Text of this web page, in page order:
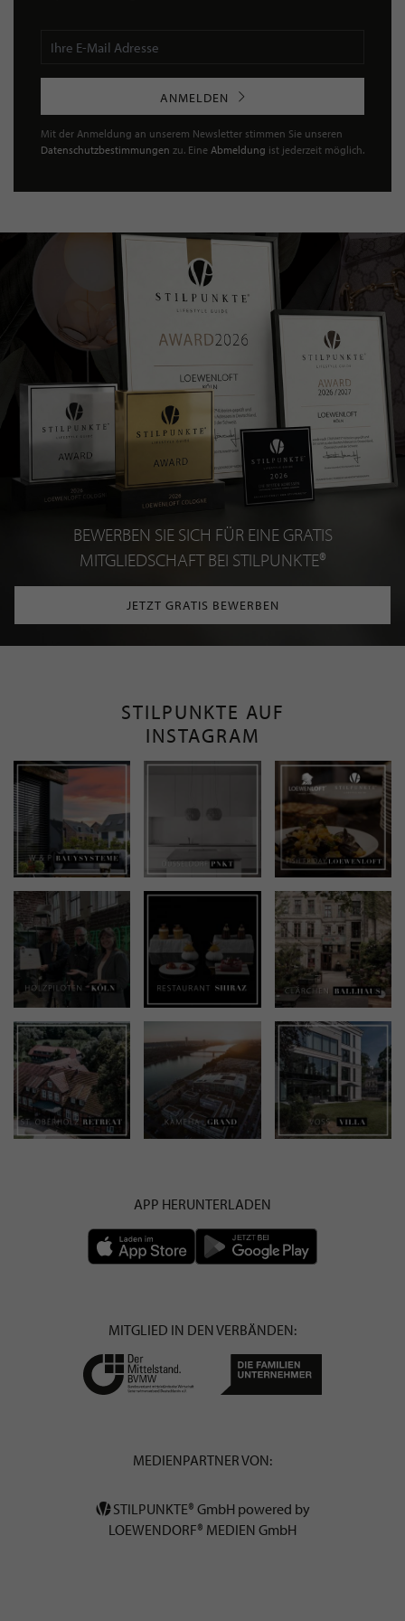
ANMELDEN
Mit der Anmeldung an unserem Newsletter stimmen Sie unseren
Datenschutzbestimmungen zu. Eine Abmeldung ist jederzeit möglich.
BEWERBEN SIE SICH FÜR EINE GRATIS
MITGLIEDSCHAFT BEI STILPUNKTE®
JETZT GRATIS BEWERBEN
STILPUNKTE AUF
INSTAGRAM
APP HERUNTERLADEN
MITGLIED IN DEN VERBÄNDEN:
MEDIENPARTNER VON:
STILPUNKTE® GmbH powered by
LOEWENDORF® MEDIEN GmbH